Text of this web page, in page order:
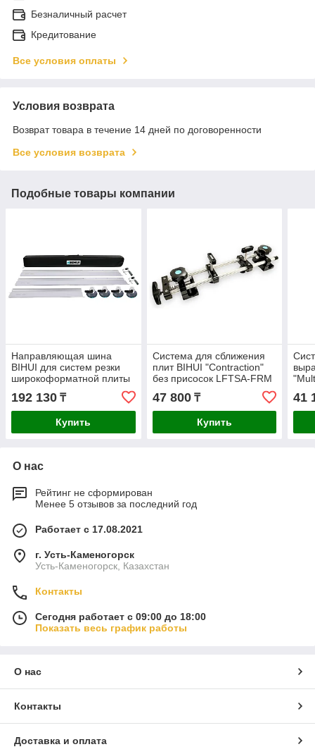
Безналичный расчет
Кредитование
Все условия оплаты
Условия возврата
Возврат товара в течение 14 дней по договоренности
Все условия возврата
Подобные товары компании
Направляющая шина
BIHUI для систем резки
широкоформатной плиты
192 130 ₸
Купить
Система для сближения
плит BIHUI "Сontraction"
без присосок LFTSA-FRM
47 800₸
Купить
41
О нас
Рейтинг не сформирован
Менее 5 отзывов за последний год
Работает с 17.08.2021
г. Усть-Каменогорск
Усть-Каменогорск, Казахстан
Контакты
Сегодня работает с 09:00 до 18:00
Показать весь график работы
О нас
Контакты
Доставка и оплата